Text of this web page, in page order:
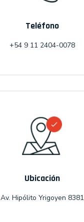
Teléfono
+54 9 11 2404-0078
Ubicación
Av. Hipólito Yrigoyen 8381